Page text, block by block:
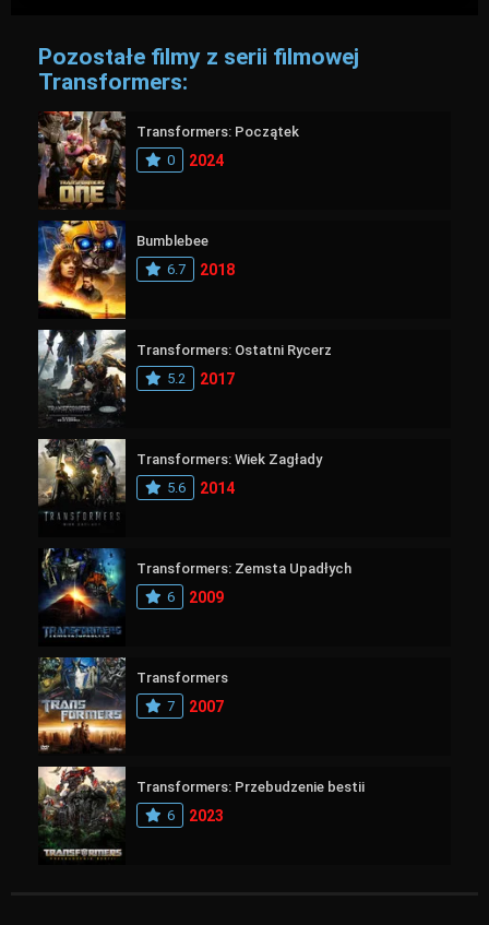
Pozostałe filmy z serii filmowej
Transformers:
Transformers: Początek
0
2024
Bumblebee
6.7
2018
Transformers: Ostatni Rycerz
5.2
2017
Transformers: Wiek Zagłady
5.6
2014
Transformers: Zemsta Upadłych
6
2009
Transformers
7
2007
Transformers: Przebudzenie bestii
6
2023